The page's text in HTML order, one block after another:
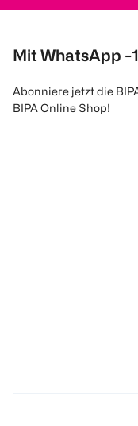
Mit WhatsApp -
Abonniere jetzt die
BIPA Online Shop!